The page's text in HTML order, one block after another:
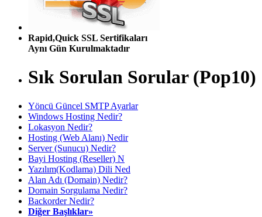
Rapid,Quick SSL Sertifikaları
Aynı Gün Kurulmaktadır
Sık Sorulan Sorular (Pop10)
Yöncü Güncel SMTP Ayarlar
Windows Hosting Nedir?
Lokasyon Nedir?
Hosting (Web Alanı) Nedir
Server (Sunucu) Nedir?
Bayi Hosting (Reseller) N
Yazılım(Kodlama) Dili Ned
Alan Adı (Domain) Nedir?
Domain Sorgulama Nedir?
Backorder Nedir?
Diğer Başlıklar»